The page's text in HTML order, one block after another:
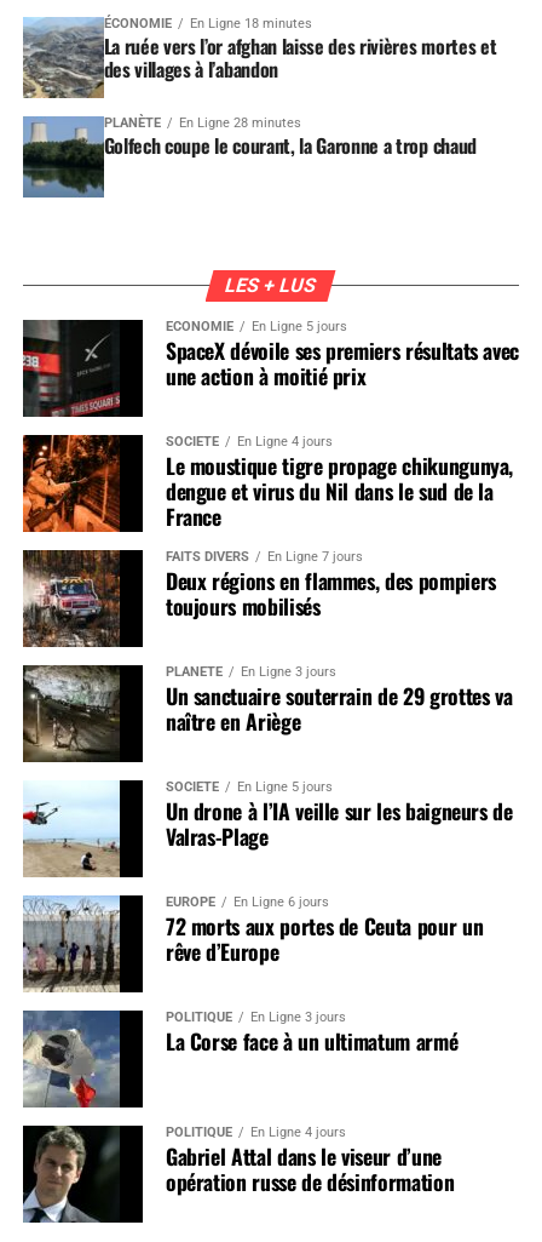
ÉCONOMIE En Ligne 18 minutes
La ruée vers l’or afghan laisse des rivières mortes et
des villages à l’abandon
PLANÈTE En Ligne 28 minutes
Golfech coupe le courant, la Garonne a trop chaud
LES + LUS
ÉCONOMIE En Ligne 5 jours
SpaceX dévoile ses premiers résultats avec
une action à moitié prix
SOCIÉTÉ En Ligne 4 jours
Le moustique tigre propage chikungunya,
dengue et virus du Nil dans le sud de la
France
FAITS DIVERS En Ligne 7 jours
Deux régions en flammes, des pompiers
toujours mobilisés
PLANÈTE En Ligne 3 jours
Un sanctuaire souterrain de 29 grottes va
naître en Ariège
SOCIÉTÉ En Ligne 5 jours
Un drone à l’IA veille sur les baigneurs de
Valras-Plage
EUROPE En Ligne 6 jours
72 morts aux portes de Ceuta pour un
rêve d’Europe
POLITIQUE En Ligne 3 jours
La Corse face à un ultimatum armé
POLITIQUE En Ligne 4 jours
Gabriel Attal dans le viseur d’une
opération russe de désinformation